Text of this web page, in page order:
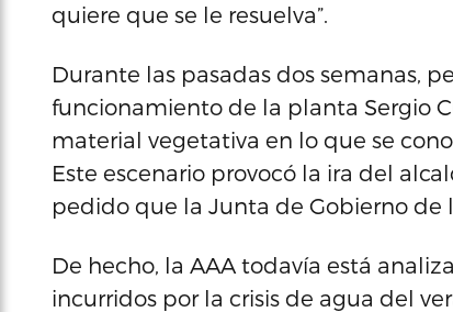
quiere que se le resuelva”.
Durante las pasadas dos semanas,
funcionamiento de la planta Sergio
material vegetativa en lo que se
Este escenario provocó la ira del
pedido que la Junta de Gobierno de
De hecho, la AAA todavía está
incurridos por la crisis de agua del